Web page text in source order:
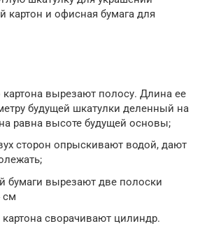
картон и офисная бумага для
картона вырезают полосу. Длина ее
будущей шкатулки деленный на
равна высоте будущей основы;
сторон опрыскивают водой, дают
бумаги вырезают две полоски
см
сворачивают цилиндр.